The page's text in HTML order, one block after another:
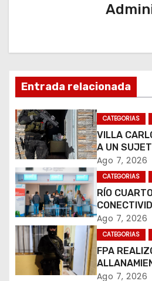
i
ó
n
d
e
e
n
t
r
a
Entrada relacionada
CATEGORIAS
VILLA
A UN
Ago 7, 2026
CATEGORIAS
RÍO
CUATRO
BUENOS
Ago 7, 2026
CATEGORIAS
FPA
BUSTOS-
Ago 7, 2026